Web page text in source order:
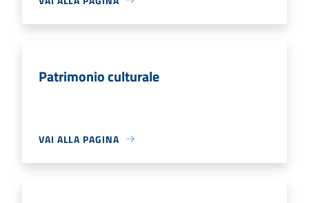
Patrimonio culturale
VAI ALLA PAGINA